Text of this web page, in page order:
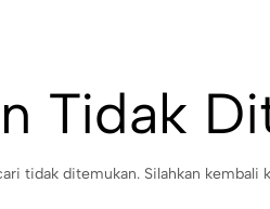
Tidak
tidak ditemukan. Silahkan kembali